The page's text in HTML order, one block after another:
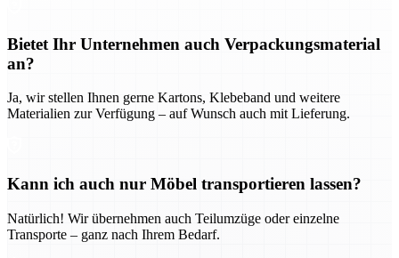
Bietet Ihr Unternehmen auch Verpackungsmaterial
an?
Ja, wir stellen Ihnen gerne Kartons, Klebeband und weitere
Materialien zur Verfügung – auf Wunsch auch mit Lieferung.
Kann ich auch nur Möbel transportieren lassen?
Natürlich! Wir übernehmen auch Teilumzüge oder einzelne
Transporte – ganz nach Ihrem Bedarf.